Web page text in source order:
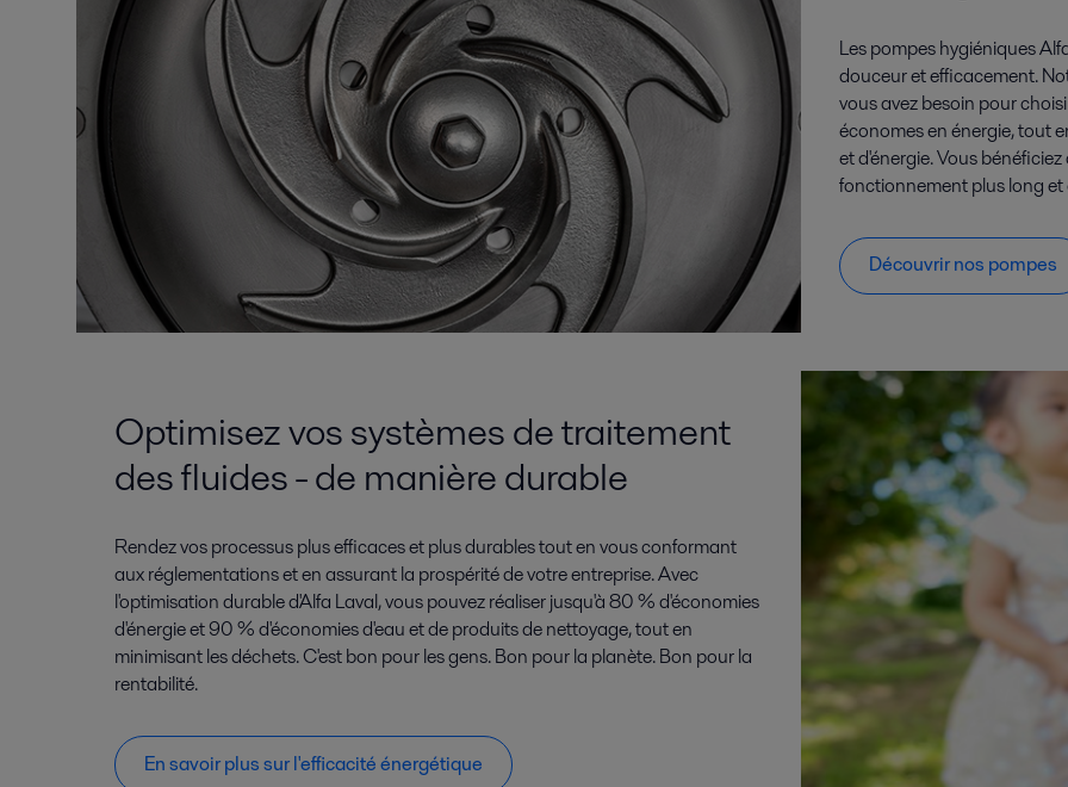
Les pompes hygiéniques
douceur et efficacement.
vous avez besoin pour
économes en énergie, tout
et d'énergie. Vous
fonctionnement plus long
Découvrir nos pompes
Optimisez vos systèmes de traitement
des fluides - de manière durable
Rendez vos processus plus efficaces et plus durables tout en vous conformant
aux réglementations et en assurant la prospérité de votre entreprise. Avec
l'optimisation durable d'Alfa Laval, vous pouvez réaliser jusqu'à 80 % d'économies
d'énergie et 90 % d'économies d'eau et de produits de nettoyage, tout en
minimisant les déchets. C'est bon pour les gens. Bon pour la planète. Bon pour la
rentabilité.
En savoir plus sur l'efficacité énergétique